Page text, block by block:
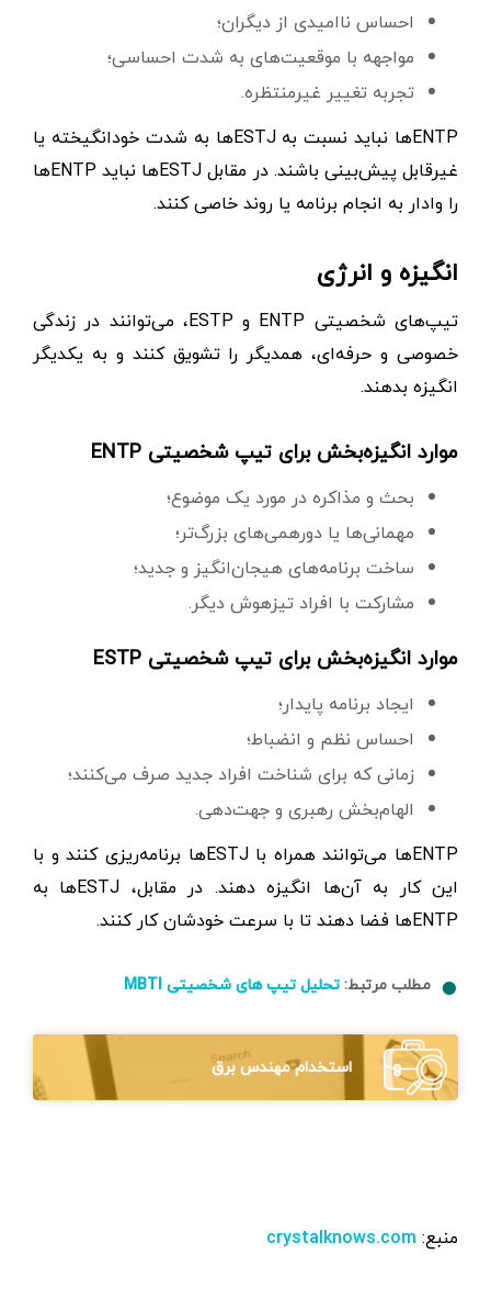
احساس ناامیدی از دیگران؛
مواجهه با موقعیت‌های به شدت احساسی؛
تجربه‌ تغییر غیرمنتظره.
ENTPها نباید نسبت به ESTJها به شدت خودانگیخته یا
غیرقابل پیش‌بینی باشند. در مقابل ESTJها نباید ENTPها
را وادار به انجام برنامه‌ یا روند خاصی کنند.
انگیزه و انرژی
تیپ‌های شخصیتی ENTP و ESTP، می‌توانند در زندگی
خصوصی و حرفه‌ای، همدیگر را تشویق کنند و به یکدیگر
انگیزه بدهند.
موارد انگیزه‌بخش برای تیپ شخصیتی ENTP
بحث‌ و مذاکره در مورد یک موضوع؛
مهمانی‌ها یا دورهمی‌های بزرگ‌تر؛
ساخت برنامه‌های هیجان‌انگیز و جدید؛
مشارکت با افراد تیزهوش‌ دیگر.
موارد انگیزه‌بخش برای تیپ شخصیتی ESTP
ایجاد برنامه‌ پایدار؛
احساس نظم و انضباط؛
زمانی که برای شناخت افراد جدید صرف می‌کنند؛
الهام‌بخش رهبری و جهت‌دهی.
ENTPها می‌توانند همراه با ESTJها برنامه‌ریزی کنند و با
این کار به آن‌ها انگیزه دهند. در مقابل، ESTJها به
ENTPها فضا دهند تا با سرعت خودشان کار کنند.
مطلب مرتبط: تحلیل تیپ های شخصیتی MBTI
استخدام مهندس برق
منبع: crystalknows.com